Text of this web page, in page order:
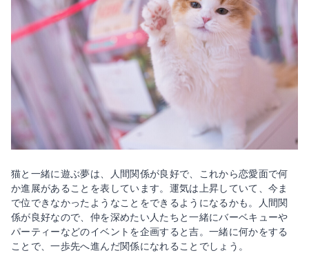
猫と一緒に遊ぶ夢は、人間関係が良好で、これから恋愛面で何
か進展があることを表しています。運気は上昇していて、今ま
で位できなかったようなことをできるようになるかも。人間関
係が良好なので、仲を深めたい人たちと一緒にバーベキューや
パーティーなどのイベントを企画すると吉。一緒に何かをする
ことで、一歩先へ進んだ関係になれることでしょう。